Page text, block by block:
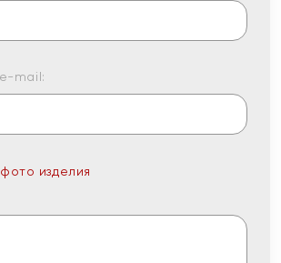
mail:
изделия